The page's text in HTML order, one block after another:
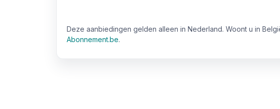
Deze aanbiedingen gelden alleen in Nederland. Woont u in
Abonnement.be.